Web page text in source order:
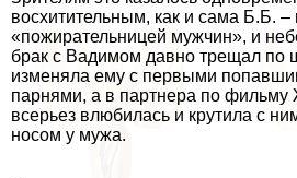
восхитительным, как и сама Б.Б.
«пожирательницей мужчин», и
бpaк с Вадимом давно трещал по
изменяла ему с первыми
парнями, а в партнера по фильму
всерьез влюбилась и крутила с
носом у мужа.